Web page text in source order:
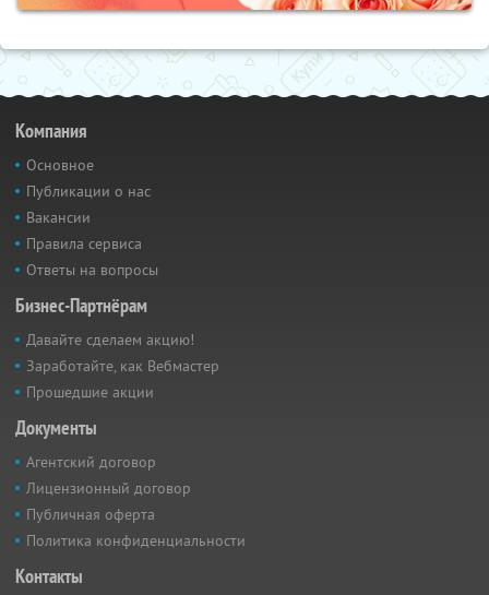
Компания
Основное
Публикации о нас
Вакансии
Правила сервиса
Ответы на вопросы
Бизнес-Партнёрам
Давайте сделаем акцию!
Заработайте, как Вебмастер
Прошедшие акции
Документы
Агентский договор
Лицензионный договор
Публичная оферта
Политика конфиденциальности
Контакты